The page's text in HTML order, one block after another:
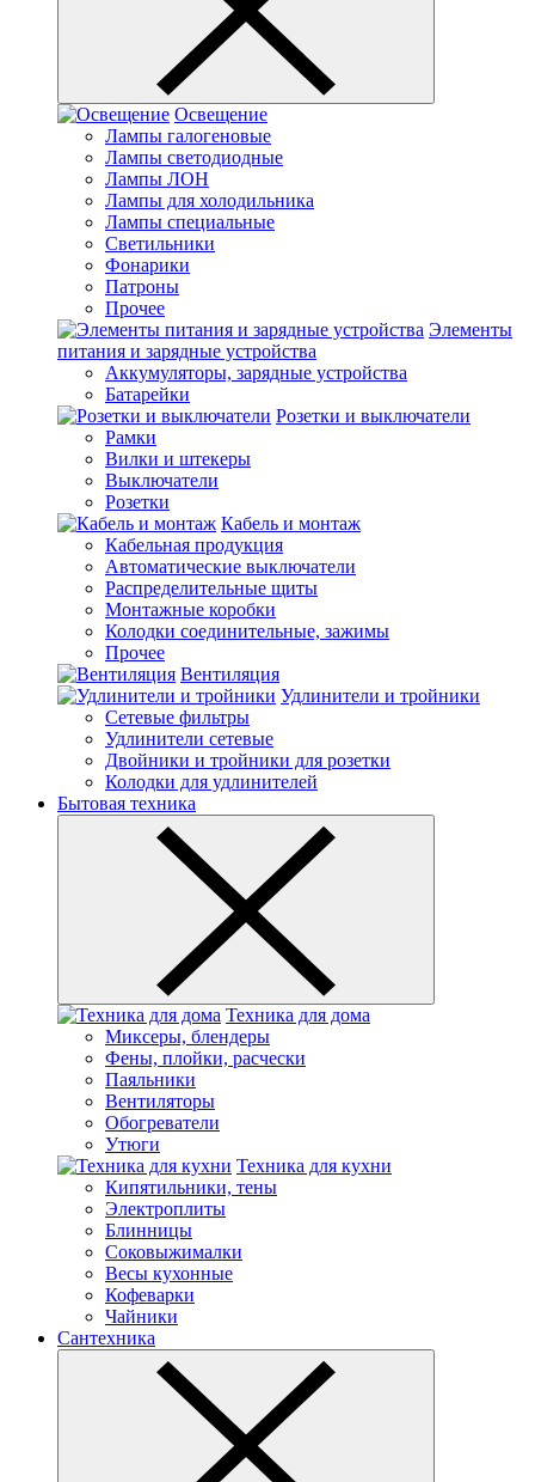
Освещение
Лампы галогеновые
Лампы светодиодные
Лампы ЛОН
Лампы для холодильника
Лампы специальные
Светильники
Фонарики
Патроны
Прочее
Элементы
питания и зарядные устройства
Аккумуляторы, зарядные устройства
Батарейки
Розетки и выключатели
Рамки
Вилки и штекеры
Выключатели
Розетки
Кабель и монтаж
Кабельная продукция
Автоматические выключатели
Распределительные щиты
Монтажные коробки
Колодки соединительные, зажимы
Прочее
Вентиляция
Удлинители и тройники
Сетевые фильтры
Удлинители сетевые
Двойники и тройники для розетки
Колодки для удлинителей
Бытовая техника
Техника для дома
Миксеры, блендеры
Фены, плойки, расчески
Паяльники
Вентиляторы
Обогреватели
Утюги
Техника для кухни
Кипятильники, тены
Электроплиты
Блинницы
Соковыжималки
Весы кухонные
Кофеварки
Чайники
Сантехника